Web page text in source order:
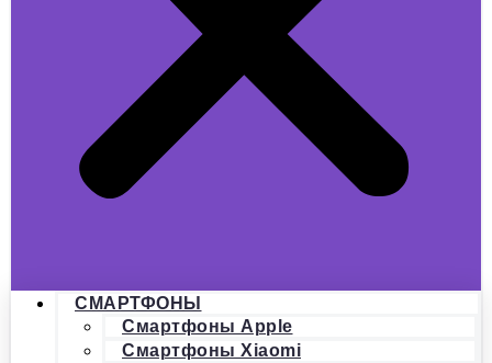
СМАРТФОНЫ
Смартфоны Apple
Смартфоны Xiaomi